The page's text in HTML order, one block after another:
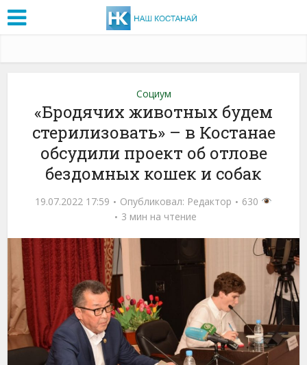
Социум
«Бродячих животных будем
стерилизовать» – в Костанае
обсудили проект об отлове
бездомных кошек и собак
19.07.2022 17:59 Опубликовал: Редактор
630
3 мин на чтение